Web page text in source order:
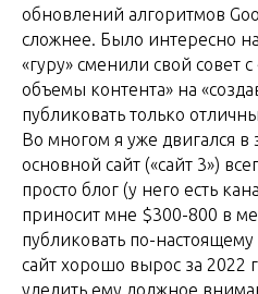
обновлений алгоритмов
сложнее. Было интересно
«гуру» сменили свой совет
объемы контента» на
публиковать только
Во многом я уже двигался
основной сайт («сайт 3»)
просто блог (у него есть
приносит мне $300-800 в
публиковать по-
сайт хорошо вырос за 2022
уделить ему должное